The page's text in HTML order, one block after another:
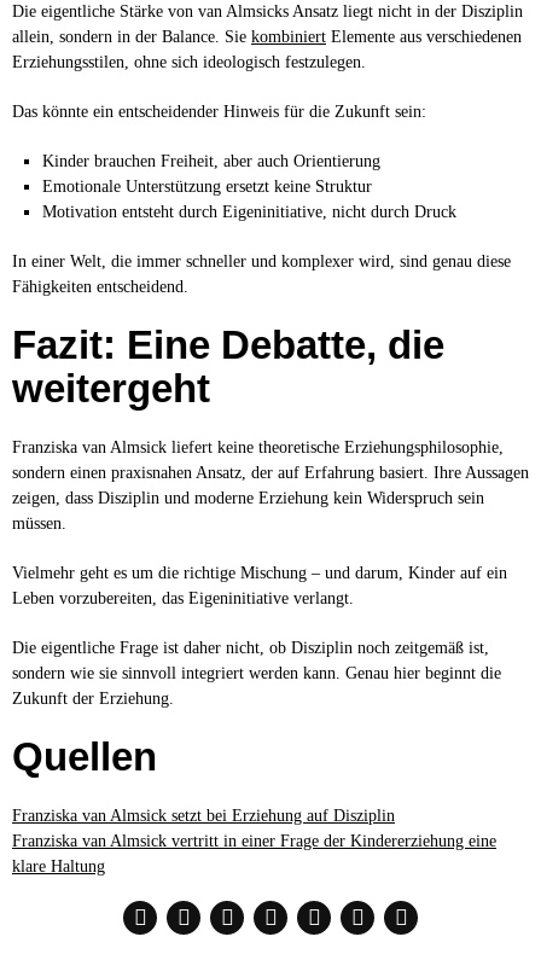
Die eigentliche Stärke von van Almsicks Ansatz liegt nicht in der Disziplin
allein, sondern in der Balance. Sie kombiniert Elemente aus verschiedenen
Erziehungsstilen, ohne sich ideologisch festzulegen.
Das könnte ein entscheidender Hinweis für die Zukunft sein:
Kinder brauchen Freiheit, aber auch Orientierung
Emotionale Unterstützung ersetzt keine Struktur
Motivation entsteht durch Eigeninitiative, nicht durch Druck
In einer Welt, die immer schneller und komplexer wird, sind genau diese
Fähigkeiten entscheidend.
Fazit: Eine Debatte, die
weitergeht
Franziska van Almsick liefert keine theoretische Erziehungsphilosophie,
sondern einen praxisnahen Ansatz, der auf Erfahrung basiert. Ihre Aussagen
zeigen, dass Disziplin und moderne Erziehung kein Widerspruch sein
müssen.
Vielmehr geht es um die richtige Mischung – und darum, Kinder auf ein
Leben vorzubereiten, das Eigeninitiative verlangt.
Die eigentliche Frage ist daher nicht, ob Disziplin noch zeitgemäß ist,
sondern wie sie sinnvoll integriert werden kann. Genau hier beginnt die
Zukunft der Erziehung.
Quellen
Franziska van Almsick setzt bei Erziehung auf Disziplin
Franziska van Almsick vertritt in einer Frage der Kindererziehung eine
klare Haltung